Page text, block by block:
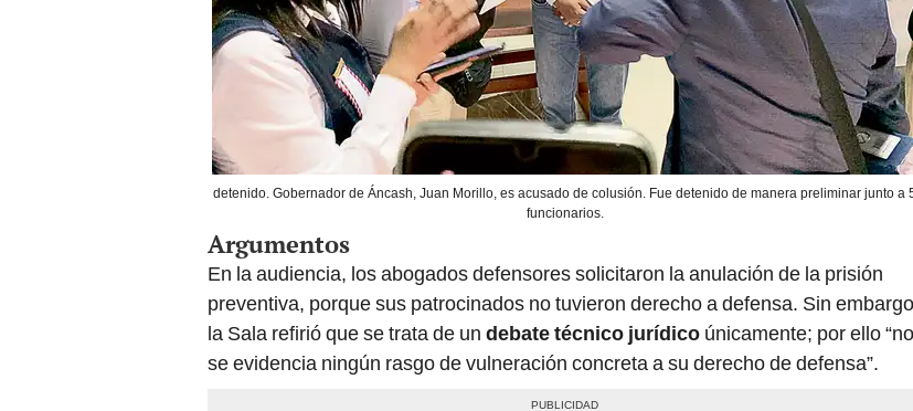
detenido. Gobernador de Áncash, Juan Morillo, es acusado de colusión. Fue detenido de manera preliminar junto a
funcionarios.
Argumentos
En la audiencia, los abogados defensores solicitaron la anulación de la prisión
preventiva, porque sus patrocinados no tuvieron derecho a defensa. Sin
la Sala refirió que se trata de un debate técnico jurídico únicamente; por ello “no
se evidencia ningún rasgo de vulneración concreta a su derecho de defensa”.